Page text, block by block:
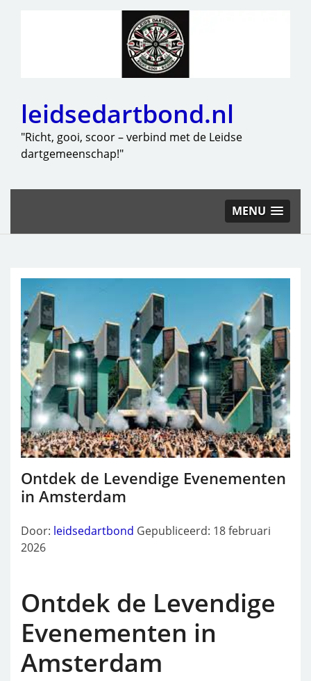
leidsedartbond.nl
"Richt, gooi, scoor – verbind met de Leidse
dartgemeenschap!"
MENU
Ontdek de Levendige Evenementen
in Amsterdam
Door: leidsedartbond Gepubliceerd: 18 februari
2026
Ontdek de Levendige
Evenementen in
Amsterdam